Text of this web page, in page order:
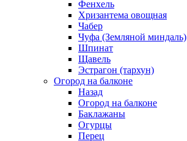
Фенхель
Хризантема овощная
Чабер
Чуфа (Земляной миндаль)
Шпинат
Щавель
Эстрагон (тархун)
Огород на балконе
Назад
Огород на балконе
Баклажаны
Огурцы
Перец